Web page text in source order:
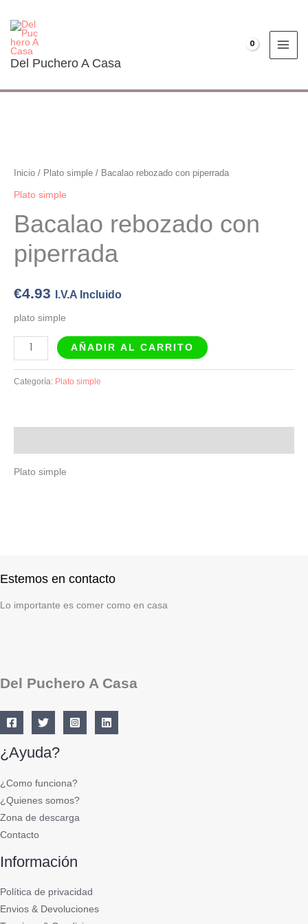
contenido
Del Puchero A Casa
Inicio / Plato simple / Bacalao rebozado con piperrada
Plato simple
Bacalao rebozado con
piperrada
€4.93 I.V.A Incluido
plato simple
con
piperrada
AÑADIR AL CARRITO
Categoría: Plato simple
Plato simple
Estemos en contacto
Lo importante es comer como en casa
Del Puchero A Casa
¿Ayuda?
¿Como funciona?
¿Quienes somos?
Zona de descarga
Contacto
Información
Política de privacidad
Envios & Devoluciones